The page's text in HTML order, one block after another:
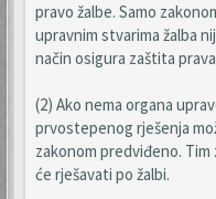
pravo žalbe. Samo
upravnim stvarima žalba
način osigura zaštita
(2) Ako nema organa
prvostepenog rješenja
zakonom predviđeno.
će rješavati po žalbi.